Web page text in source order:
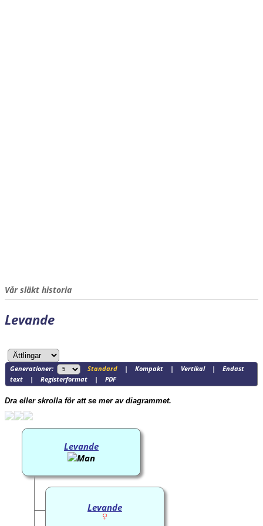
Vår släkt historia
Levande
Generationer: Standard| Kompakt| Vertikal| Endast
text| Registerformat| PDF
Dra eller skrolla för att se mer av diagrammet.
Levande
Levande